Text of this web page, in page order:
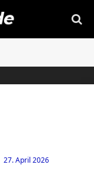
27. April 2026